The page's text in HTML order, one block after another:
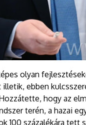
olyan
ebben
hogy az
terén, a hazai
100 százalékára tett